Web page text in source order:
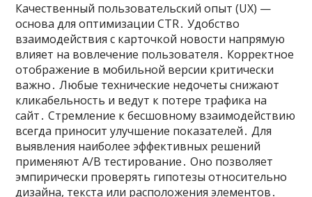
Качественный пользовательский опыт (UX) —
основа для оптимизации CTR․ Удобство
взаимодействия с карточкой новости напрямую
влияет на вовлечение пользователя․ Корректное
отображение в мобильной версии критически
важно․ Любые технические недочеты снижают
кликабельность и ведут к потере трафика на
сайт․ Стремление к бесшовному взаимодействию
всегда приносит улучшение показателей․ Для
выявления наиболее эффективных решений
применяют A/B тестирование․ Оно позволяет
эмпирически проверять гипотезы относительно
дизайна, текста или расположения элементов․